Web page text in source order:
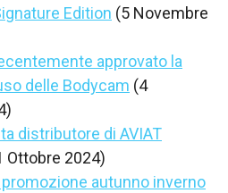
Edition (5 Novembre
approvato la
delle Bodycam (4
distributore di AVIAT
Ottobre 2024)
promozione autunno inverno